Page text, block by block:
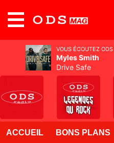
ACCUEIL BONS PLANS
VOUS ÉCOUTEZ ODS
Myles Smith
Drive Safe